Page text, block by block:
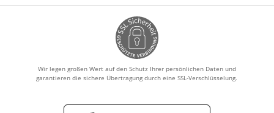
Wir legen großen Wert auf den Schutz Ihrer persönlichen Daten und
garantieren die sichere Übertragung durch eine SSL-Verschlüsselung.